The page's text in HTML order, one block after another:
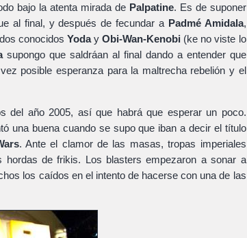
bajo la atenta mirada de Palpatine. Es de suponer
al final, y después de fecundar a Padmé Amidala,
conocidosYodayObi-Wan-Kenobi (ke no viste lo
supongo que saldráan al final dando a entender que
posible esperanza para la maltrecha rebelión y el
del año 2005, así que habrá que esperar un poco.
una buena cuando se supo que iban a decir el título
. Ante el clamor de las masas, tropas imperiales
de frikis. Los blasters empezaron a sonar a
los caídos en el intento de hacerse con una de las